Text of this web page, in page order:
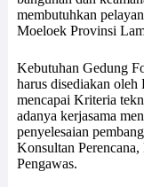
membutuhkan
Moeloek Provinsi
Kebutuhan Gedung
harus disediakan
mencapai Kriteria
adanya kerjasama
penyelesaian
Konsultan
Pengawas.